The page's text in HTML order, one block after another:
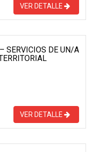
VER DETALLE
SERVICIOS DE UN/A
VER DETALLE